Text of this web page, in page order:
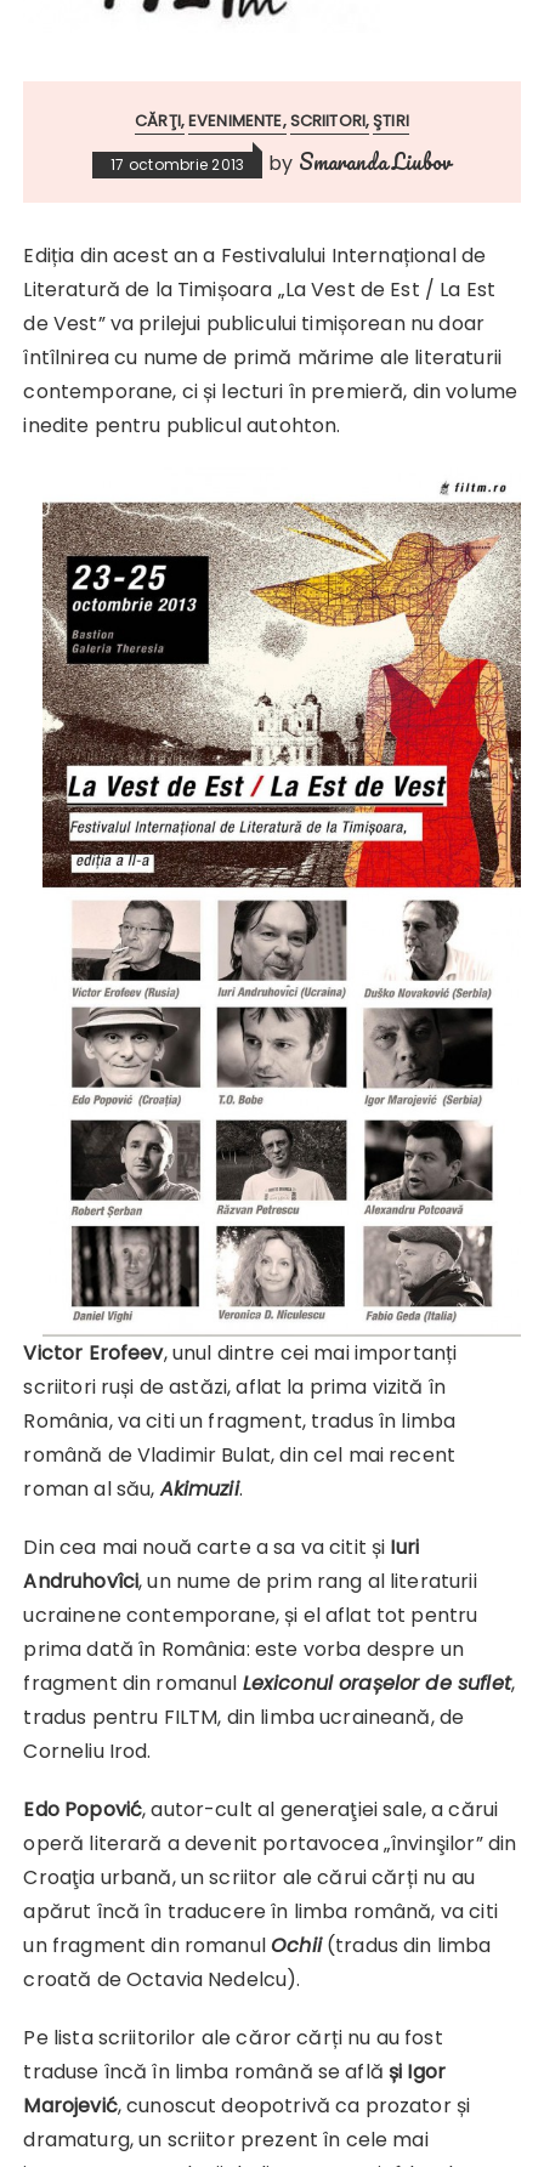
CĂRŢI EVENIMENTE SCRIITORI ŞTIRI
17 octombrie 2013 by Smaranda Liubov
Ediția din acest an a Festivalului Internațional de
Literatură de la Timișoara „La Vest de Est / La Est
de Vest” va prilejui publicului timișorean nu doar
întîlnirea cu nume de primă mărime ale literaturii
contemporane, ci și lecturi în premieră, din volume
inedite pentru publicul autohton.
Victor Erofeev, unul dintre cei mai importanți
scriitori ruși de astăzi, aflat la prima vizită în
România, va citi un fragment, tradus în limba
română de Vladimir Bulat, din cel mai recent
roman al său,Akimuzii.
Din cea mai nouă carte a sa va citit și Iuri
Andruhovîci, un nume de prim rang al literaturii
ucrainene contemporane, și el aflat tot pentru
prima dată în România: este vorba despre un
fragment din romanul Lexiconul orașelor de suflet,
tradus pentru FILTM, din limba ucraineană, de
Corneliu Irod.
Edo Popović, autor-cult al generaţiei sale, a cărui
operă literară a devenit portavocea „învinşilor” din
Croaţia urbană, un scriitor ale cărui cărți nu au
apărut încă în traducere în limba română, va citi
un fragment din romanulOchii(tradus din limba
croată de Octavia Nedelcu).
Pe lista scriitorilor ale căror cărți nu au fost
traduse încă în limba română se aflăși Igor
Marojević, cunoscut deopotrivă ca prozator și
dramaturg, un scriitor prezent în cele mai